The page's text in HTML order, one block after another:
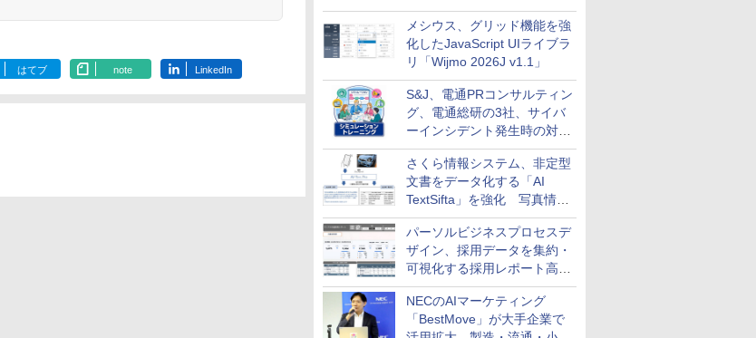
メシウス、グリッド機能を強
化したJavaScript UIライブラ
リ「Wijmo 2026J v1.1」
S&J、電通PRコンサルティン
グ、電通総研の3社、サイバ
ーインシデント発生時の対応
と危機管理広報を一体的に訓
練するプログラムを提供
さくら情報システム、非定型
文書をデータ化する「AI
TextSifta」を強化 写真情報
のデータ化などに対応
パーソルビジネスプロセスデ
ザイン、採用データを集約・
可視化する採用レポート高速
化サービスを提供
NECのAIマーケティング
「BestMove」が大手企業で
はてブ note LinkedIn